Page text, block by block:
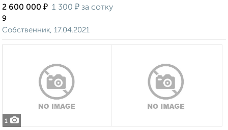
2 600 000 ₽ 1 300 ₽ за сотку
9
Собственник, 17.04.2021
1